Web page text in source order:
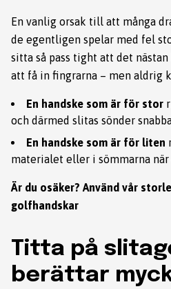
En vanlig orsak till att många
de egentligen spelar med fel
sitta så pass tight att det
att få in fingrarna – men aldrig
En handske som är för stor
och därmed slitas sönder
En handske som är för liten
materialet eller i sömmarna
Är du osäker? Använd vår
golfhandskar
Titta på
berättar